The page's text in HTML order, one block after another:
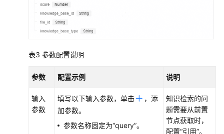
表3 参数配置说明
参数 配置示例 说明
输入
参数
填写以下输入参数，单击
，添
加参数。
参数名称固定为“query”。
知识检索的问
题需要从前置
节点获取时，
配置“引用”。